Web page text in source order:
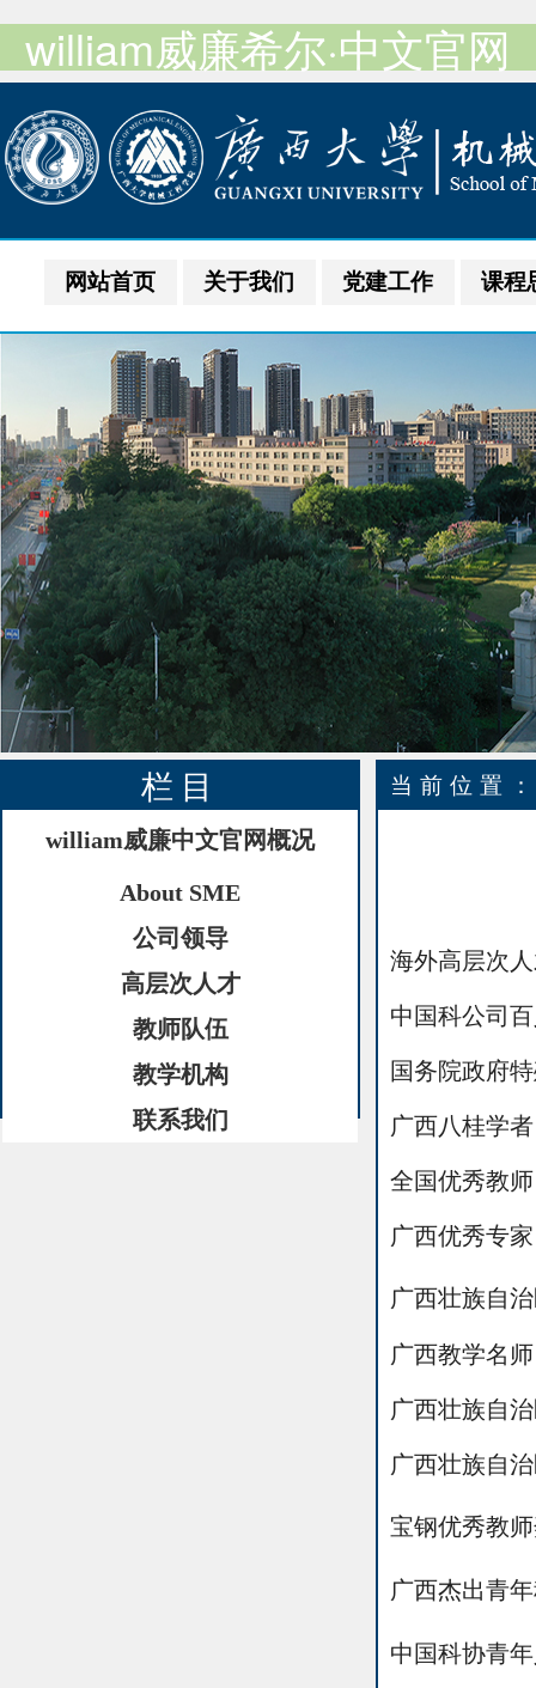
william威廉希尔·中文官网
网站首页 关于我们 党建工作 课程
栏目
william威廉中文官网概况
About SME
公司领导
高层次人才
教师队伍
教学机构
联系我们
当前位置
海外高层次
中国科公司
国务院政府
广西八桂学
全国优秀教
广西优秀专
广西壮族自
广西教学名
广西壮族自
广西壮族自
宝钢优秀教
广西杰出青
中国科协青